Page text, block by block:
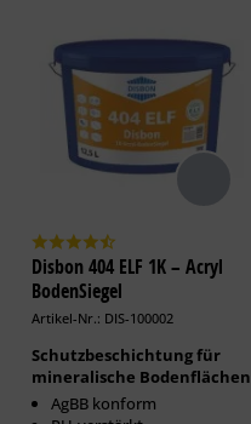
Disbon 404 ELF 1K – Acryl
BodenSiegel
Artikel-Nr.: DIS-100002
Schutzbeschichtung für
mineralische Bodenflächen
AgBB konform